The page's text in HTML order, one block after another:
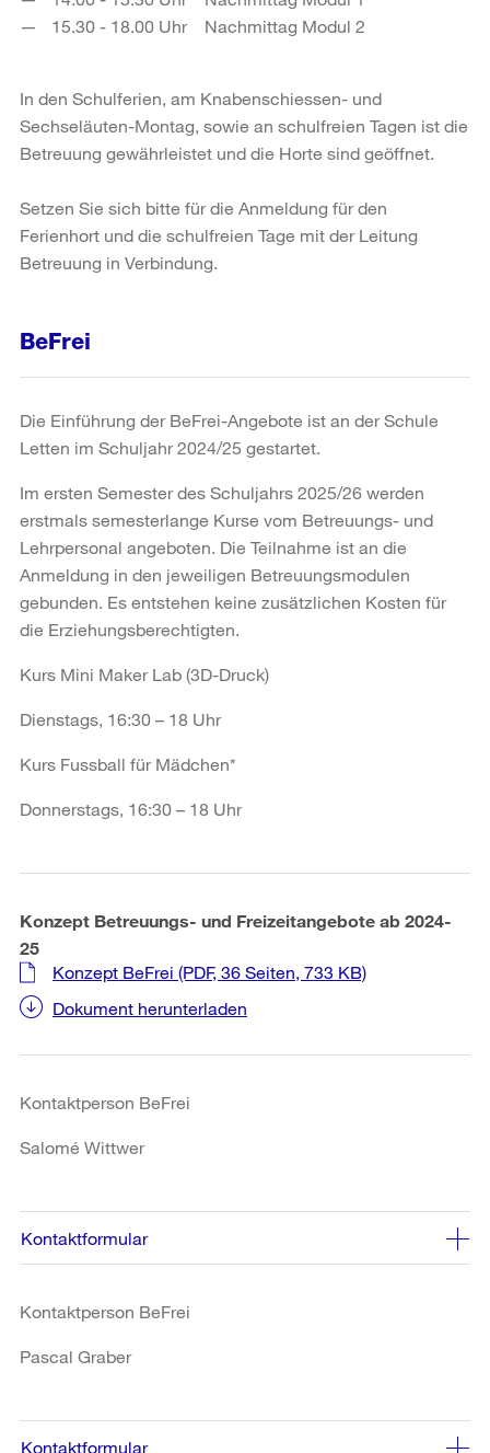
15.30 - 18.00 Uhr Nachmittag Modul 2
In den Schulferien, am Knabenschiessen- und
Sechseläuten-Montag, sowie an schulfreien Tagen ist die
Betreuung gewährleistet und die Horte sind geöffnet.
Setzen Sie sich bitte für die Anmeldung für den
Ferienhort und die schulfreien Tage mit der Leitung
Betreuung in Verbindung.
BeFrei
Die Einführung der BeFrei-Angebote ist an der Schule
Letten im Schuljahr 2024/25 gestartet.
Im ersten Semester des Schuljahrs 2025/26 werden
erstmals semesterlange Kurse vom Betreuungs- und
Lehrpersonal angeboten. Die Teilnahme ist an die
Anmeldung in den jeweiligen Betreuungsmodulen
gebunden. Es entstehen keine zusätzlichen Kosten für
die Erziehungsberechtigten.
Kurs Mini Maker Lab (3D-Druck)
Dienstags, 16:30 – 18 Uhr
Kurs Fussball für Mädchen*
Donnerstags, 16:30 – 18 Uhr
Konzept Betreuungs- und Freizeitangebote ab 2024-
25
Konzept BeFrei (PDF, 36 Seiten, 733 KB)
Dokument herunterladen
Kontaktperson BeFrei
Salomé Wittwer
Kontaktformular
Kontaktperson BeFrei
Pascal Graber
Kontaktformular